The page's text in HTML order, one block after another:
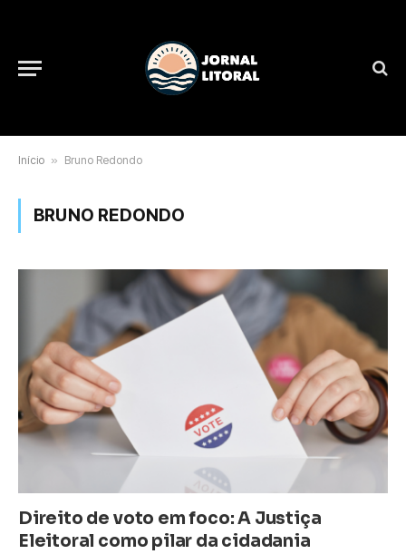
Início » Bruno Redondo
BRUNO REDONDO
Direito de voto em foco: A Justiça
Eleitoral como pilar da cidadania